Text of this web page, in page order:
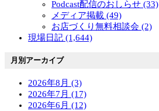
Podcast配信のおしらせ (33)
メディア掲載 (49)
お店づくり無料相談会 (2)
現場日記 (1,644)
月別アーカイブ
2026年8月 (3)
2026年7月 (17)
2026年6月 (12)